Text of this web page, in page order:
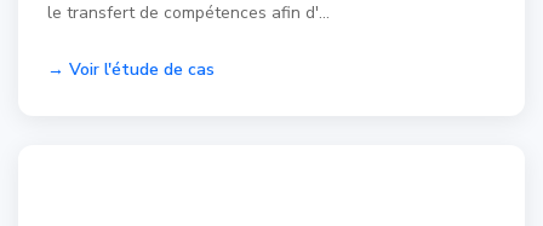
le transfert de compétences afin d'…
→ Voir l'étude de cas